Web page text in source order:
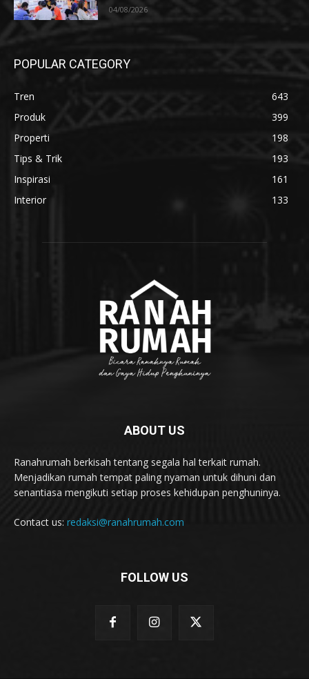
04/08/2026
POPULAR CATEGORY
Tren
643
Produk
399
Properti
198
Tips & Trik
193
Inspirasi
161
Interior
133
ABOUT US
Ranahrumah berkisah tentang segala hal terkait rumah.
Menjadikan rumah tempat paling nyaman untuk dihuni dan
senantiasa mengikuti setiap proses kehidupan penghuninya.
Contact us: redaksi@ranahrumah.com
FOLLOW US